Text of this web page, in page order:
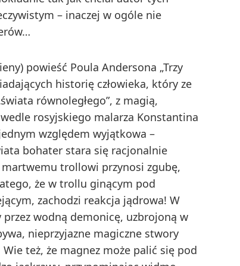
– inaczej w ogóle nie
powieść Poula Andersona „Trzy
historię człowieka, który ze
równoległego”, z magią,
rosyjskiego malarza Konstantina
względem wyjątkowa –
bohater stara się racjonalnie
martwemu trollowi przynosi zgubę,
że w trollu ginącym pod
zachodzi reakcja jądrowa! W
wodną demonicę, uzbrojoną w
nieprzyjazne magiczne stwory
Wie też, że magnez może palić się pod